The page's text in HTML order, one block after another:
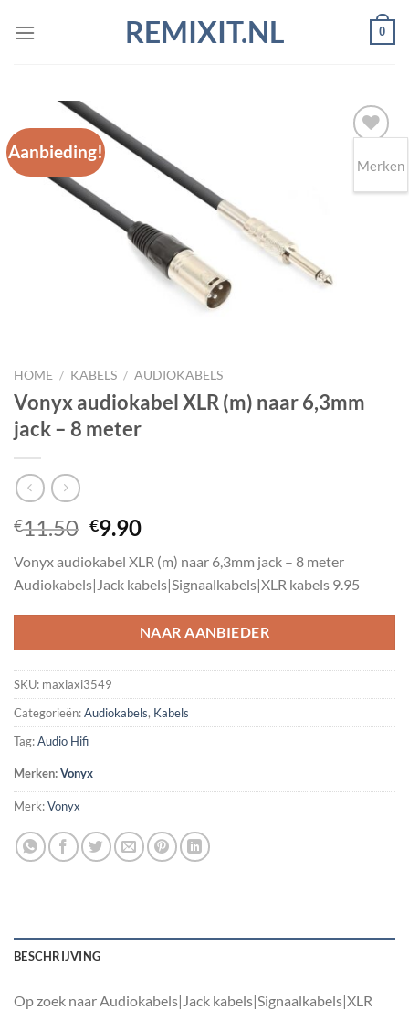
naar
REMIXIT.NL 0
Aanbieding!
Toevoegen
HOME / KABELS / AUDIOKABELS
Vonyx audiokabel XLR (m) naar 6,3mm
jack – 8 meter
€11.50 Oorspronkelijke
was:
€11.50.
€9.90Huidige
prijs
is:
€9.90.
Vonyx audiokabel XLR (m) naar 6,3mm jack – 8 meter
Audiokabels|Jack kabels|Signaalkabels|XLR kabels 9.95
NAAR AANBIEDER
SKU: maxiaxi3549
Categorieën:Audiokabels, Kabels
Tag:Audio Hifi
Merken:Vonyx
Merk:Vonyx
BESCHRIJVING
Op zoek naar Audiokabels|Jack kabels|Signaalkabels|XLR
Merken